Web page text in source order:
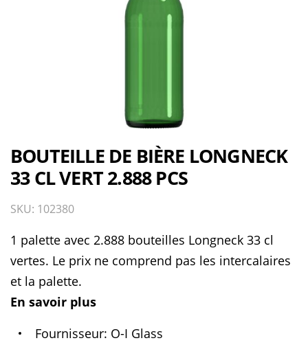
BOUTEILLE DE BIÈRE LONGNECK
33 CL VERT 2.888 PCS
SKU: 102380
1 palette avec 2.888 bouteilles Longneck 33 cl
vertes. Le prix ne comprend pas les intercalaires
et la palette.
En savoir plus
Fournisseur O-I Glass